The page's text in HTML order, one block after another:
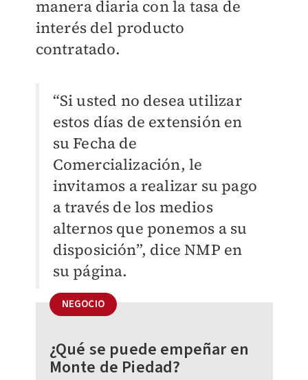
manera diaria con la tasa de
interés del producto
contratado.
“Si usted no desea utilizar
estos días de extensión en
su Fecha de
Comercialización, le
invitamos a realizar su pago
a través de los medios
alternos que ponemos a su
disposición”, dice NMP en
su página.
NEGOCIO
¿Qué se puede empeñar en
Monte de Piedad?